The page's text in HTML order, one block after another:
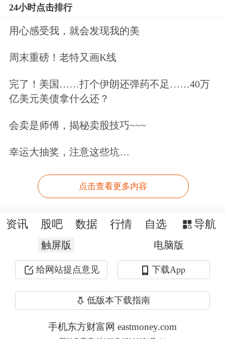
24小时点击排行
用心感受我，就会发现我的美
周末重磅！老特又画K线
完了！美国……打个伊朗还弹药不足……40万
亿美元美债拿什么还？
会卖是师傅，揭秘卖股技巧~~~
幸运大抽奖，注意这些坑…
点击查看更多内容
资讯 股吧 数据 行情 自选 导航
触屏版 电脑版
给网站提点意见 下载App
低版本下载指南
手机东方财富网 eastmoney.com